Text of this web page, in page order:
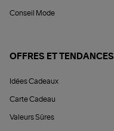
Conseil Mode
OFFRES ET TENDANCES
Idées Cadeaux
Carte Cadeau
Valeurs Sûres